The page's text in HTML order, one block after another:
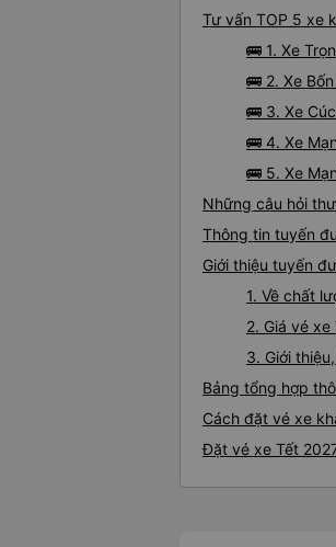
Tư vấn TOP 5 xe
🚌 1. Xe
🚌 2. Xe
🚌 3. Xe
🚌 4. Xe
🚌 5. Xe
Những câu hỏi
Thông tin tuyến
Giới thiệu tuyến
1. Về chất
2. Giá vé xe
3. Giới
Bảng tổng hợp
Cách đặt vé xe
Đặt vé xe Tết